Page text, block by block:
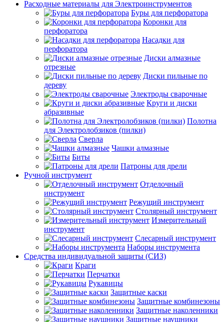
Расходные материалы для Электроинструментов
Буры для перфоратора
Коронки для
перфоратора
Насадки для
перфоратора
Диски алмазные
отрезные
Диски пильные по
дереву
Электроды сварочные
Круги и диски
абразивные
Полотна
для Электролобзиков (пилки)
Сверла
Чашки алмазные
Биты
Патроны для дрели
Ручной инструмент
Отделочный
инструмент
Режущий инструмент
Столярный инструмент
Измерительный
инструмент
Слесарный инструмент
Наборы инструмента
Средства индивидуальной защиты (СИЗ)
Краги
Перчатки
Рукавицы
Защитные каски
Защитные комбинезоны
Защитные наколенники
Защитные наушники